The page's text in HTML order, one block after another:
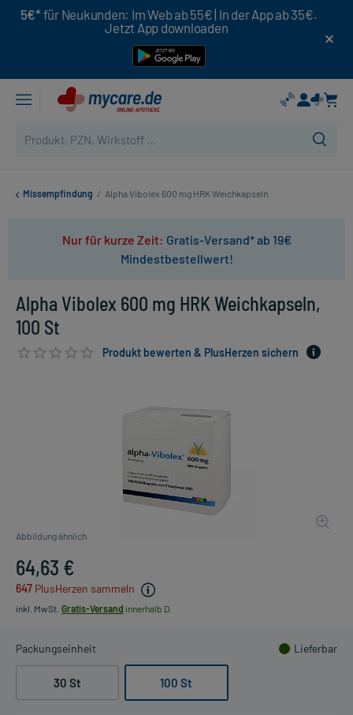
5€* für Neukunden: Im Web ab 55€ | In der App ab 35€.
Jetzt App downloaden
Missempfindung / Alpha Vibolex 600 mg HRK Weichkapseln
Nur für kurze Zeit: Gratis-Versand* ab 19€
Mindestbestellwert!
Alpha Vibolex 600 mg HRK Weichkapseln,
100 St
Produkt bewerten & PlusHerzen sichern
Abbildung ähnlich
64,63 €
647 PlusHerzen sammeln
inkl. MwSt. Gratis-Versand innerhalb D.
Packungseinheit Lieferbar
30 St 100 St